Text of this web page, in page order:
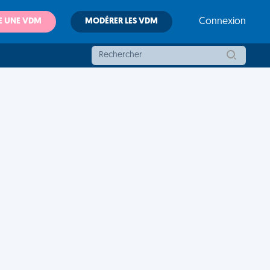
UNE VDM MODÉRER LES VDM Connexion